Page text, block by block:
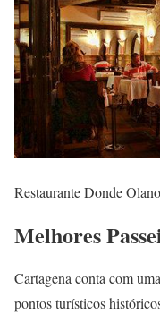
Restaurante Donde Olano
Melhores
Cartagena conta com
pontos turísticos